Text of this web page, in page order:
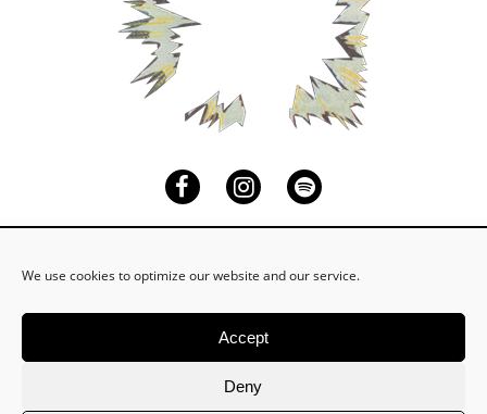
We use cookies to optimize our website and our service.
Accept
Deny
FacebookInstagram
Spotify
Schicke mir eine Nachricht an
werden möchtest.